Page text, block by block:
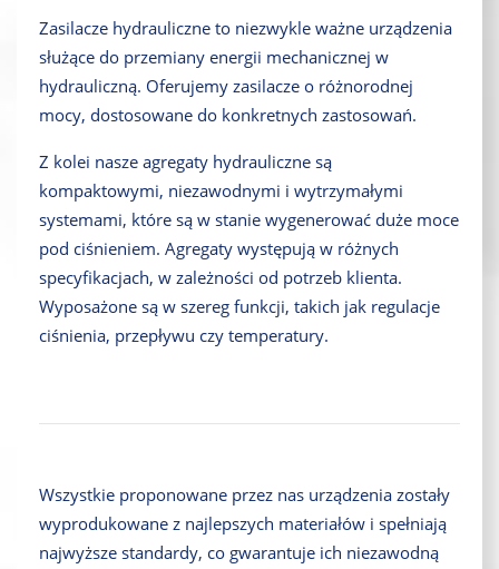
Zasilacze hydrauliczne to niezwykle ważne urządzenia
służące do przemiany energii mechanicznej w
hydrauliczną. Oferujemy zasilacze o różnorodnej
mocy, dostosowane do konkretnych zastosowań.
Z kolei nasze agregaty hydrauliczne są
kompaktowymi, niezawodnymi i wytrzymałymi
systemami, które są w stanie wygenerować duże moce
pod ciśnieniem. Agregaty występują w różnych
specyfikacjach, w zależności od potrzeb klienta.
Wyposażone są w szereg funkcji, takich jak regulacje
ciśnienia, przepływu czy temperatury.
Wszystkie proponowane przez nas urządzenia zostały
wyprodukowane z najlepszych materiałów i spełniają
najwyższe standardy, co gwarantuje ich niezawodną